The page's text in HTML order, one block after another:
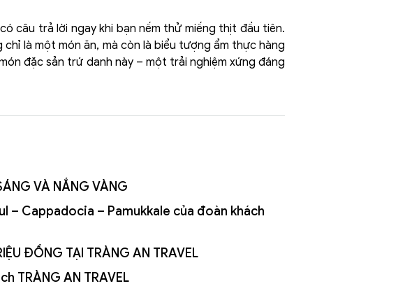
câu trả lời ngay khi bạn nếm thử miếng thịt đầu tiên.
là một món ăn, mà còn là biểu tượng ẩm thực hàng
đặc sản trứ danh này – một trải nghiệm xứng đáng
VÀ NẮNG VÀNG
– Cappadocia – Pamukkale của đoàn khách
ĐỒNG TẠI TRÀNG AN TRAVEL
TRÀNG AN TRAVEL